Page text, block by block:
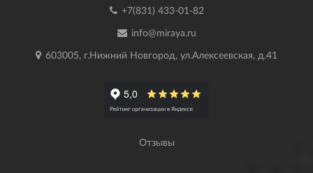
+7(831) 433-01-82
info@miraya.ru
603005, г.Нижний Новгород, ул.Алексеевская, д.41
Отзывы